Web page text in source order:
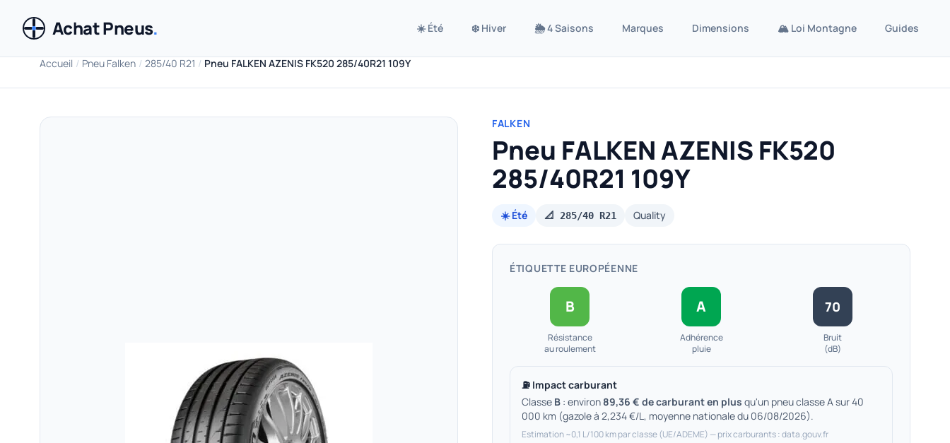
Achat Pneus. ☀️ Été ❄️ Hiver 🌦️ 4 Saisons Marques Dimensions 🏔️ Loi Montagne Guides
Accueil / Pneu Falken / 285/40 R21 / Pneu FALKEN AZENIS FK520 285/40R21 109Y
FALKEN
Pneu FALKEN AZENIS FK520
285/40R21 109Y
☀️ Été 📐 285/40 R21 Quality
ÉTIQUETTE EUROPÉENNE
B
Résistance
au roulement
A
Adhérence
pluie
70
Bruit
(dB)
⛽ Impact carburant
Classe B : environ 89,36 € de carburant en plus qu'un pneu classe A sur 40
000 km (gazole à 2,234 €/L, moyenne nationale du 06/08/2026).
Estimation ~0,1 L/100 km par classe (UE/ADEME) — prix carburants : data.gouv.fr